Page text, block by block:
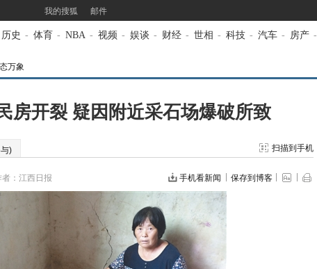
我的搜狐 邮件
历史 - 体育 - NBA - 视频 - 娱谈 - 财经 - 世相 - 科技 - 汽车 - 房产 -
万象
房开裂 疑因附近采石场爆破所致
) 扫描到手机
者：江西日报 手机看新闻 保存到博客